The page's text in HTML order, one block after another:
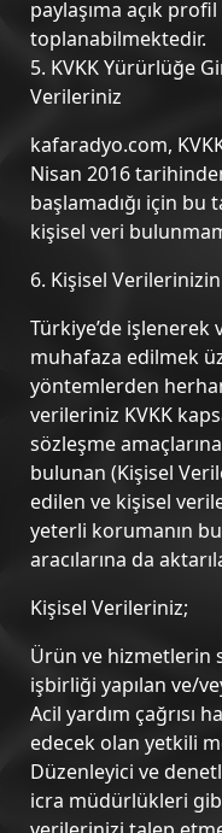
paylaşıma açık
toplanabilmektedir.
5. KVKK Yürürlüğe
Verileriniz
kafaradyo.com,
Nisan 2016
başlamadığı için bu
kişisel veri
6. Kişisel Verilerinizin
Türkiye’de işlenerek
muhafaza edilmek
yöntemlerden
verileriniz KVKK
sözleşme
bulunan (Kişisel
edilen ve kişisel
yeterli korumanın
aracılarına da
Kişisel Verileriniz;
Ürün ve hizmetlerin
işbirliği yapılan ve/
Acil yardım çağrısı
edecek olan yetkili
Düzenleyici ve
icra müdürlükleri